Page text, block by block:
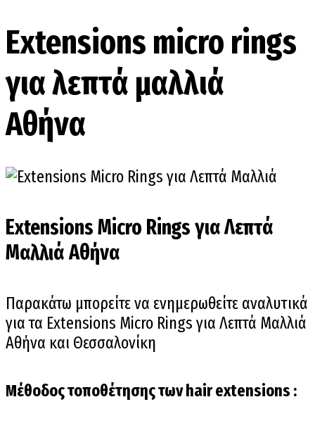
Extensions micro rings
για λεπτά μαλλιά
Αθήνα
Extensions Micro Rings για Λεπτά
Μαλλιά Αθήνα
Παρακάτω μπορείτε να ενημερωθείτε αναλυτικά
για τα Extensions Micro Rings για Λεπτά Μαλλιά
Αθήνα και Θεσσαλονίκη
Μέθοδος τοποθέτησης των hair extensions :